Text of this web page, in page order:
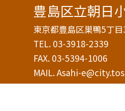
豊島区立朝日
東京都豊島区巣鴨5丁
TEL. 03-3918-2339
FAX. 03-5394-1006
MAIL. Asahi-